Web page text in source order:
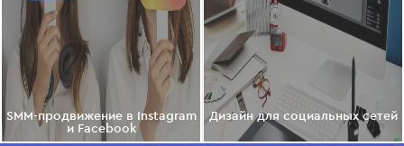
Этап 4
Этап 5 — Анализ и оптимизация
SMM-продвижение в Instagram
и Facebook
Дизайн для социальных сетей